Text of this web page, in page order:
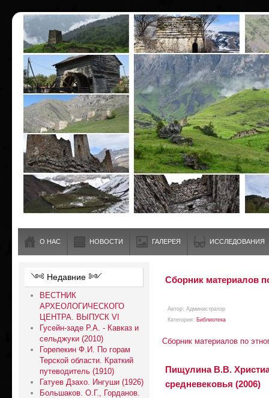
О НАС НОВОСТИ ГАЛЕРЕЯ ИССЛЕДОВАНИЯ
ㅤㅤ༺ Недавние ༻
ВЕСТНИК
АРХЕОЛОГИЧЕСКОГО
ЦЕНТРА. ВЫПУСК VI
Гусейн-заде Р.А. - Кавказ и
сельджуки (2010)
Горепекин Ф.И. По горам
Терской области. Краткий
путеводитель (1910)
Гатуев Дзахо. Ингуши (1926)
Большаков. О.Г., Горданов.
Сборник материалов
Автор: Aдминистратор
Категория: Библиотека
Сборник материалов по
Пищулина В.В.
средневековья (2006)